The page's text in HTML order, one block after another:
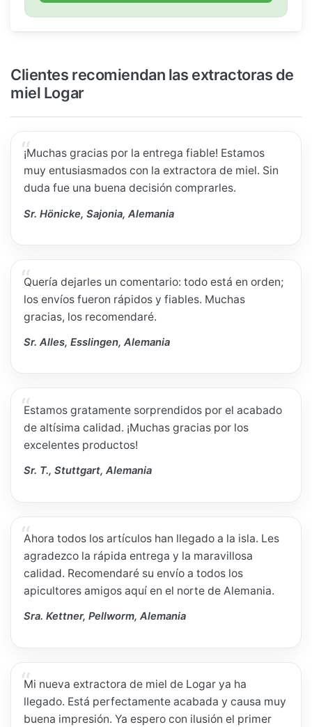
Clientes recomiendan las extractoras de
miel Logar
¡Muchas gracias por la entrega fiable! Estamos
muy entusiasmados con la extractora de miel. Sin
duda fue una buena decisión comprarles.
Sr. Hönicke, Sajonia, Alemania
Quería dejarles un comentario: todo está en orden;
los envíos fueron rápidos y fiables. Muchas
gracias, los recomendaré.
Sr. Alles, Esslingen, Alemania
Estamos gratamente sorprendidos por el acabado
de altísima calidad. ¡Muchas gracias por los
excelentes productos!
Sr. T., Stuttgart, Alemania
Ahora todos los artículos han llegado a la isla. Les
agradezco la rápida entrega y la maravillosa
calidad. Recomendaré su envío a todos los
apicultores amigos aquí en el norte de Alemania.
Sra. Kettner, Pellworm, Alemania
Mi nueva extractora de miel de Logar ya ha
llegado. Está perfectamente acabada y causa muy
buena impresión. Ya espero con ilusión el primer